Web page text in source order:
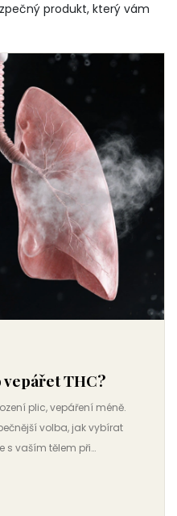
produkt, který vám
THC?
plic, vepáření méně.
volba, jak vybírat
s vaším tělem při